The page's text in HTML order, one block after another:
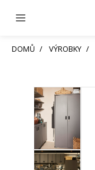
DOMŮ VÝROBKY